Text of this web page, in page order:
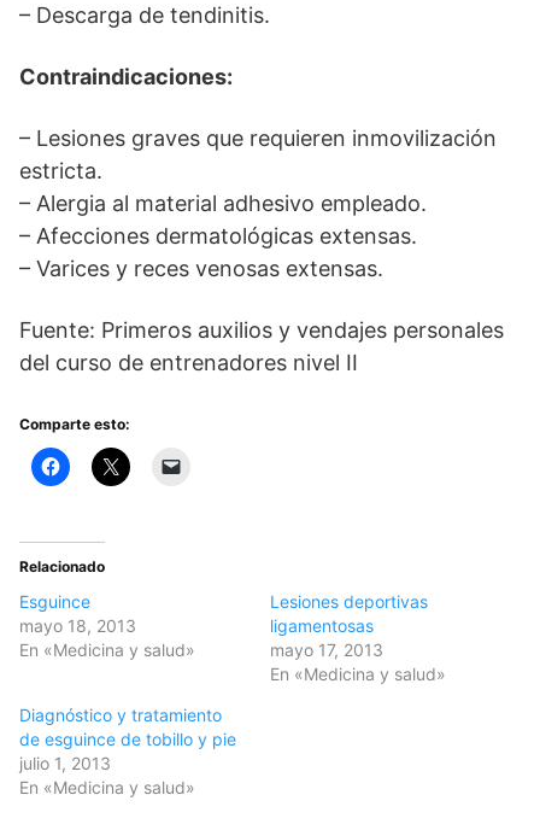
– Descarga de tendinitis.
Contraindicaciones:
– Lesiones graves que requieren inmovilización
estricta.
– Alergia al material adhesivo empleado.
– Afecciones dermatológicas extensas.
– Varices y reces venosas extensas.
Fuente: Primeros auxilios y vendajes personales
del curso de entrenadores nivel II
Comparte esto:
Relacionado
Esguince
mayo 18, 2013
En «Medicina y salud»
Lesiones deportivas
ligamentosas
mayo 17, 2013
En «Medicina y salud»
Diagnóstico y tratamiento
de esguince de tobillo y pie
julio 1, 2013
En «Medicina y salud»